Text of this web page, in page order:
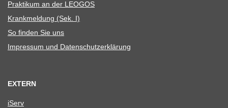
Prak­ti­kum an der LEOGOS
Krank­mel­dung (Sek. I)
So fin­den Sie uns
Impres­sum und Datenschutzerklärung
EXTERN
iServ